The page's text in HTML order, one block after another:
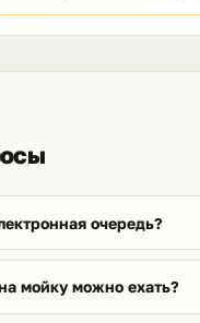
очередь?
мойку можно ехать?